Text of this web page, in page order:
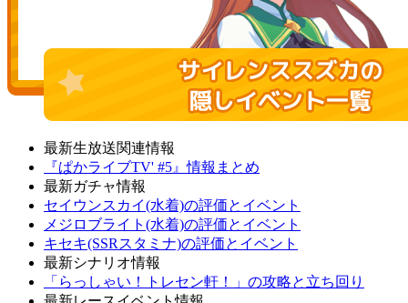
最新生放送関連情報
『ぱかライブTV' #5』情報まとめ
最新ガチャ情報
セイウンスカイ(水着)の評価とイベント
メジロブライト(水着)の評価とイベント
キセキ(SSRスタミナ)の評価とイベント
最新シナリオ情報
「らっしゃい！トレセン軒！」の攻略と立ち回り